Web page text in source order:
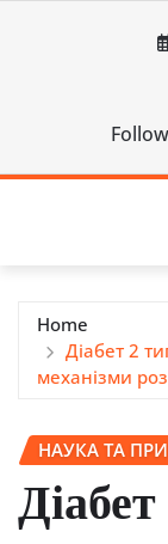
Home
Діабет 2
механізми
НАУКА ТА